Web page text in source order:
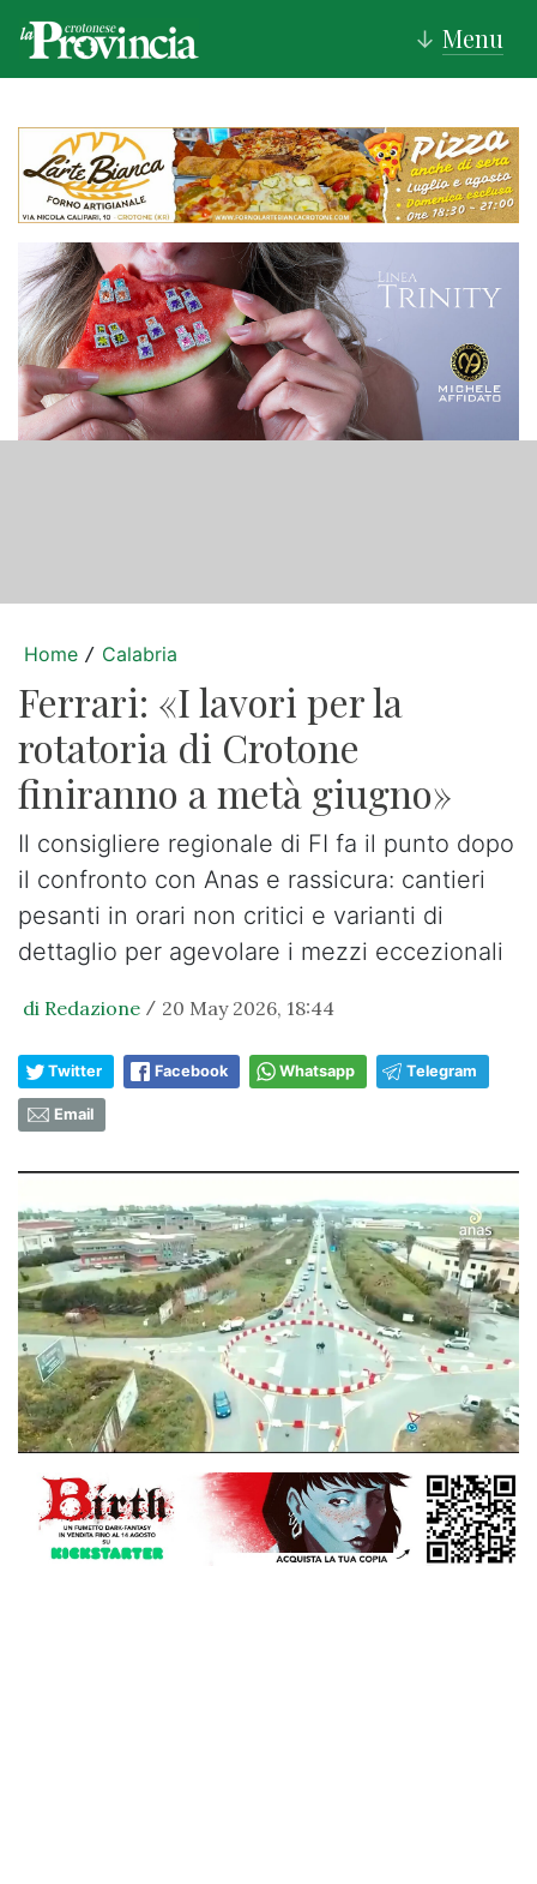
↓ Menu
Home / Calabria
Ferrari: «I lavori per la
rotatoria di Crotone
finiranno a metà giugno»
Il consigliere regionale di FI fa il punto dopo
il confronto con Anas e rassicura: cantieri
pesanti in orari non critici e varianti di
dettaglio per agevolare i mezzi eccezionali
di Redazione / 20 May 2026, 18:44
Twitter Facebook Whatsapp Telegram
Email